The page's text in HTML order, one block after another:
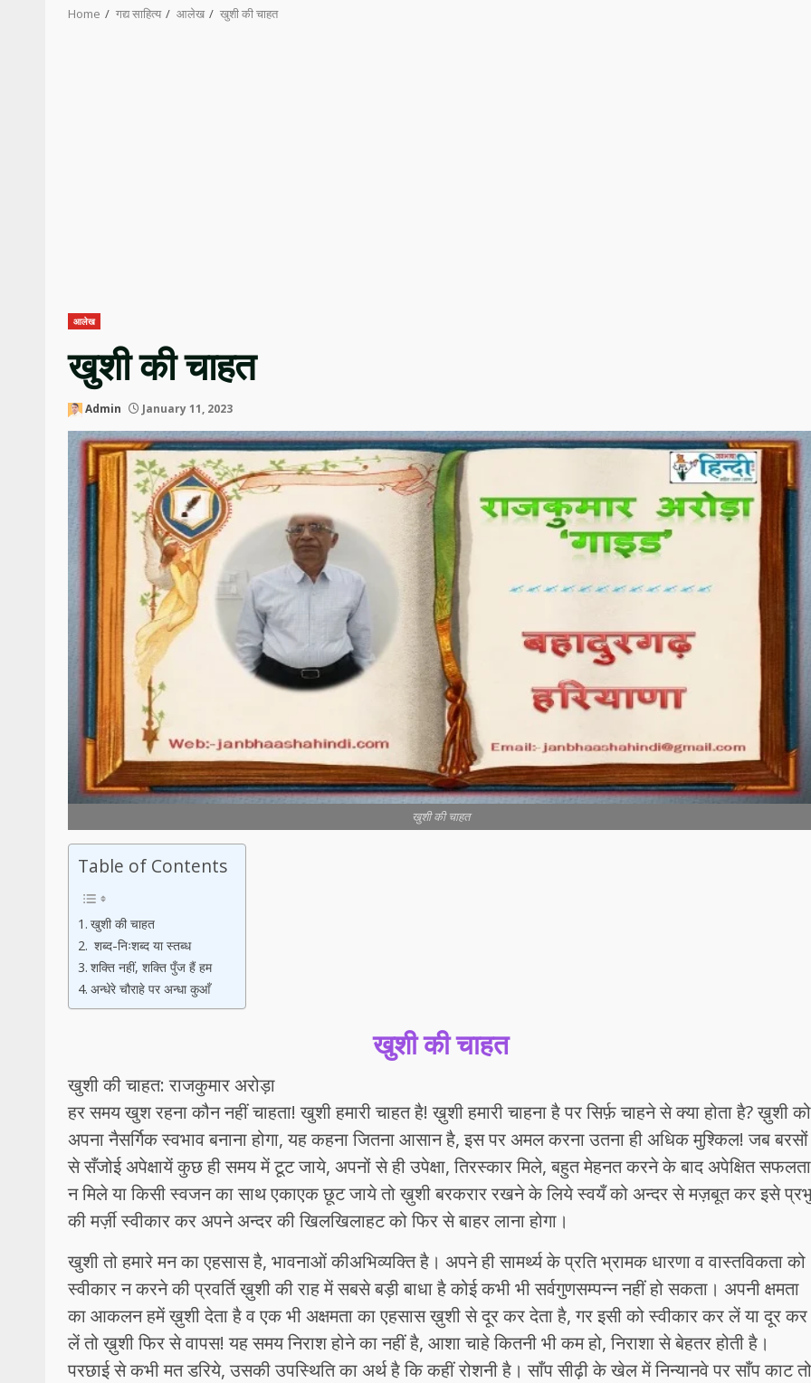
Home गद्य साहित्य आलेख खुशी की चाहत
आलेख
खुशी की चाहत
Admin January 11, 2023
खुशी की चाहत
Table of Contents
खुशी की चाहत
शब्द-निःशब्द या स्तब्ध
शक्ति नहीं, शक्ति पुँज हैं हम
अन्धेरे चौराहे पर अन्धा कुआँ
खुशी की चाहत
खुशी की चाहत: राजकुमार अरोड़ा
हर समय खुश रहना कौन नहीं चाहता! खुशी हमारी चाहत है! ख़ुशी हमारी चाहना है पर सिर्फ़ चाहने से क्या होता है? ख़ुशी को
अपना नैसर्गिक स्वभाव बनाना होगा, यह कहना जितना आसान है, इस पर अमल करना उतना ही अधिक मुश्किल! जब बरसों
से सँजोई अपेक्षायें कुछ ही समय में टूट जाये, अपनों से ही उपेक्षा, तिरस्कार मिले, बहुत मेहनत करने के बाद अपेक्षित सफलता
न मिले या किसी स्वजन का साथ एकाएक छूट जाये तो ख़ुशी बरकरार रखने के लिये स्वयँ को अन्दर से मज़बूत कर इसे
की मर्ज़ी स्वीकार कर अपने अन्दर की खिलखिलाहट को फिर से बाहर लाना होगा।
खुशी तो हमारे मन का एहसास है, भावनाओं कीअभिव्यक्ति है। अपने ही सामर्थ्य के प्रति भ्रामक धारणा व वास्तविकता को
स्वीकार न करने की प्रवर्ति ख़ुशी की राह में सबसे बड़ी बाधा है कोई कभी भी सर्वगुणसम्पन्न नहीं हो सकता। अपनी क्षमता
का आकलन हमें ख़ुशी देता है व एक भी अक्षमता का एहसास ख़ुशी से दूर कर देता है, गर इसी को स्वीकार कर लें या दूर कर
लें तो ख़ुशी फिर से वापस! यह समय निराश होने का नहीं है, आशा चाहे कितनी भी कम हो, निराशा से बेहतर होती है।
परछाई से कभी मत डरिये, उसकी उपस्थिति का अर्थ है कि कहीं रोशनी है। साँप सीढ़ी के खेल में निन्यानवे पर साँप काट तो